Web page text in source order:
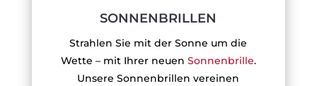
SONNENBRILLEN
Strahlen Sie mit der Sonne um die
Wette – mit Ihrer neuen Sonnenbrille.
Unsere Sonnenbrillen vereinen